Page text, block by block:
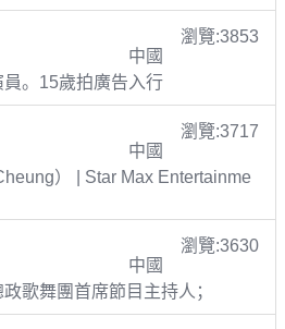
瀏覽:3853
中國
。15歲拍廣告入行
瀏覽:3717
中國
） | Star Max Entertainme
瀏覽:3630
中國
歌舞團首席節目主持人；